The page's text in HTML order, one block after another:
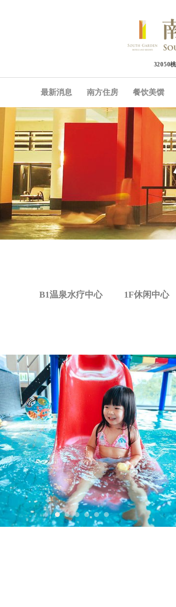
32050
最新消息 南方住房 餐饮美馔
B1温泉水疗中心 1F休闲中心